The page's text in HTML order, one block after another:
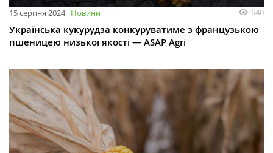
15 серпня 2024 Новини 640
Українська кукурудза конкуруватиме з французькою
пшеницею низької якості — ASAP Agri